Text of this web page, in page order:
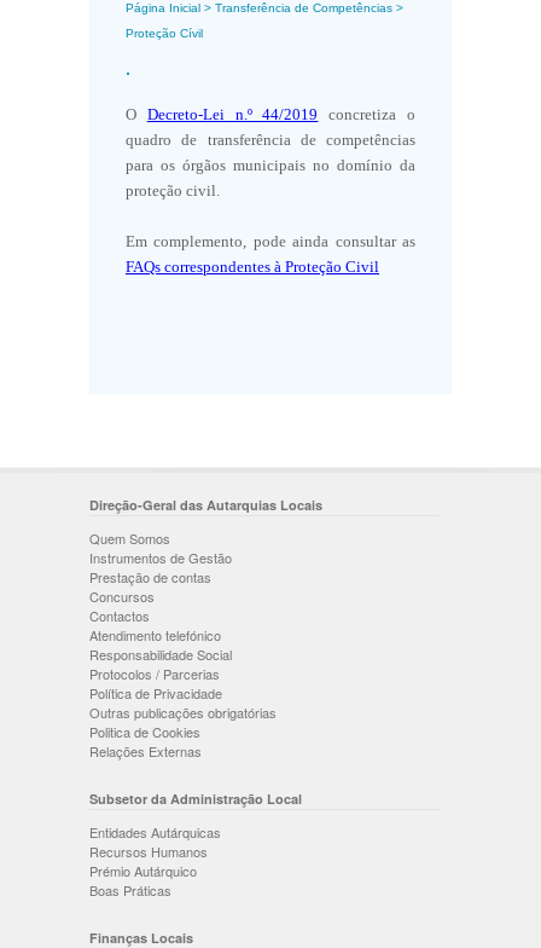
Página Inicial > Transferência de Competências >
Proteção Cívil
.
O Decreto-Lei n.º 44/2019 concretiza o
quadro de transferência de competências
para os órgãos municipais no domínio da
proteção civil.
Em complemento, pode ainda consultar as
FAQs correspondentes à Proteção Civil
Direção-Geral das Autarquias Locais
Quem Somos
Instrumentos de Gestão
Prestação de contas
Concursos
Contactos
Atendimento telefónico
Responsabilidade Social
Protocolos / Parcerias
Política de Privacidade
Outras publicações obrigatórias
Politica de Cookies
Relações Externas
Subsetor da Administração Local
Entidades Autárquicas
Recursos Humanos
Prémio Autárquico
Boas Práticas
Finanças Locais